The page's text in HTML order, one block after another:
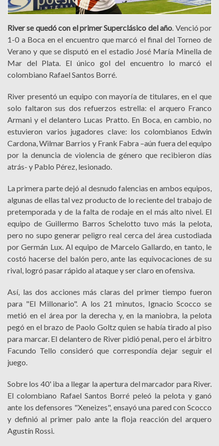
River se quedó con el primer Superclásico del año. Venció por
1-0 a Boca en el encuentro que marcó el final del Torneo de
Verano y que se disputó en el estadio José María Minella de
Mar del Plata. El único gol del encuentro lo marcó el
colombiano Rafael Santos Borré.
River presentó un equipo con mayoría de titulares, en el que
solo faltaron sus dos refuerzos estrella: el arquero Franco
Armani y el delantero Lucas Pratto. En Boca, en cambio, no
estuvieron varios jugadores clave: los colombianos Edwin
Cardona, Wilmar Barrios y Frank Fabra –aún fuera del equipo
por la denuncia de violencia de género que recibieron días
atrás- y Pablo Pérez, lesionado.
La primera parte dejó al desnudo falencias en ambos equipos,
algunas de ellas tal vez producto de lo reciente del trabajo de
pretemporada y de la falta de rodaje en el más alto nivel. El
equipo de Guillermo Barros Schelotto tuvo más la pelota,
pero no supo generar peligro real cerca del área custodiada
por Germán Lux. Al equipo de Marcelo Gallardo, en tanto, le
costó hacerse del balón pero, ante las equivocaciones de su
rival, logró pasar rápido al ataque y ser claro en ofensiva.
Así, las dos acciones más claras del primer tiempo fueron
para "El Millonario". A los 21 minutos, Ignacio Scocco se
metió en el área por la derecha y, en la maniobra, la pelota
pegó en el brazo de Paolo Goltz quien se había tirado al piso
para marcar. El delantero de River pidió penal, pero el árbitro
Facundo Tello consideró que correspondía dejar seguir el
juego.
Sobre los 40' iba a llegar la apertura del marcador para River.
El colombiano Rafael Santos Borré peleó la pelota y ganó
ante los defensores "Xeneizes", ensayó una pared con Scocco
y definió al primer palo ante la floja reacción del arquero
Agustín Rossi.